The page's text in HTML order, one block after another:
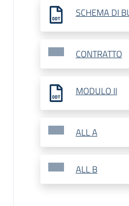
SCHEMA DI
CONTRATTO
MODULO II
ALL A
ALL B